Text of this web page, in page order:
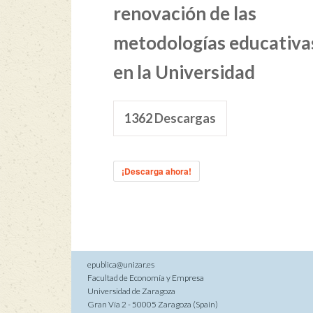
renovación de las
metodologías
en la Universidad
1362Descargas
¡Descarga ahora!
epublica@unizar.es
Facultad de Economía y Empresa
Universidad de Zaragoza
Gran Vía 2 - 50005 Zaragoza (Spain)